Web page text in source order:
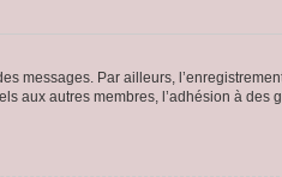
messages. Par ailleurs,
aux autres membres, l’adhésion à des